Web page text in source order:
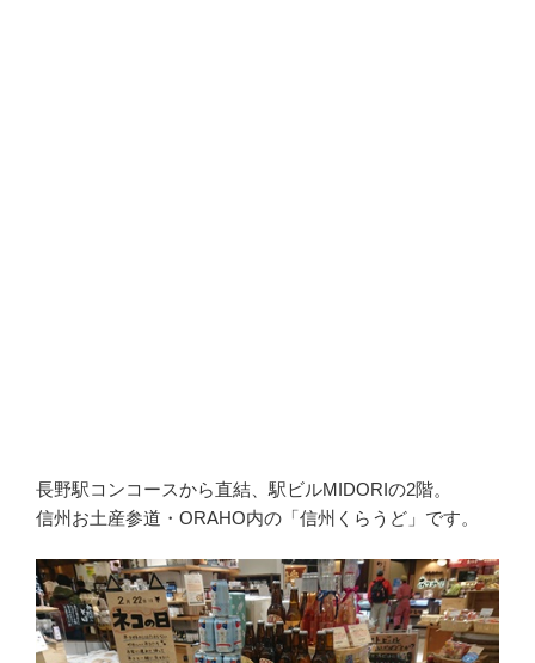
長野駅コンコースから直結、駅ビルMIDORIの2階。
信州お土産参道・ORAHO内の「信州くらうど」です。